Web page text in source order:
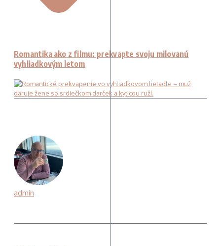
Romantika ako z filmu: prekvapte svoju milovanú
vyhliadkovým letom
admin